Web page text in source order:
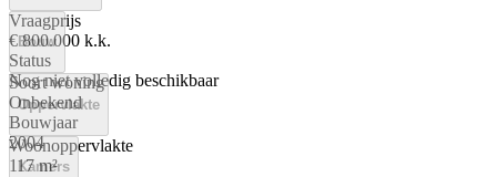
Vraagprijs
€ 800.000 k.k.
Status
Nog niet volledig beschikbaar
Bouw
Soort woning
Onbekend
Bouwjaar
2004
Oppervlakte
Woonoppervlakte
117 m²
Kamers